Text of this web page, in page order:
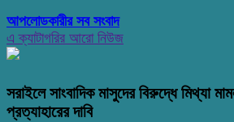
আপলোডকারীর সব সংবাদ
এ ক্যাটাগরির আরো নিউজ
সরাইলে সাংবাদিক মাসুদের বিরুদ্ধে মিথ্যা
প্রত্যাহারের দাবি